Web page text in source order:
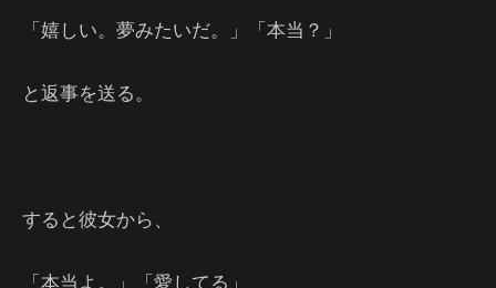
「嬉しい。夢みたいだ。」「本当？」
と返事を送る。
すると彼女から、
「本当よ。」「愛してる」